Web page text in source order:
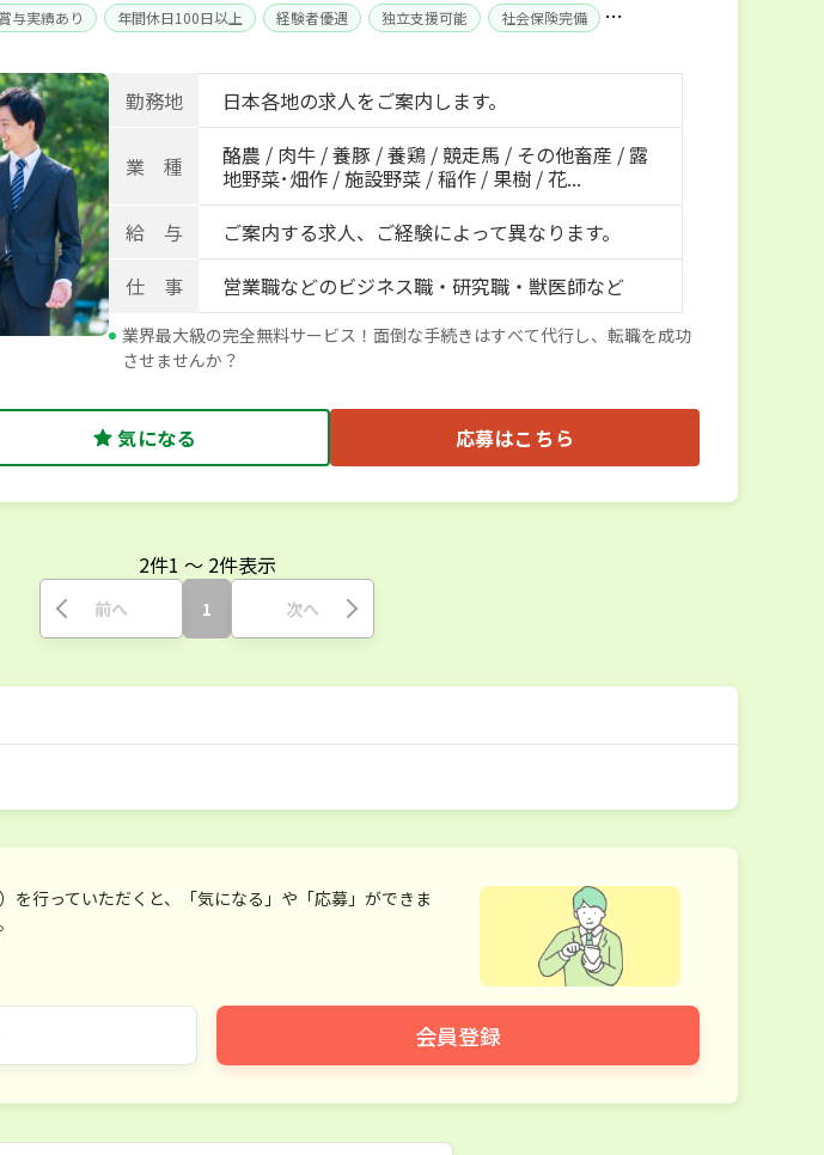
賞与実績あり 年間休日100日以上 経験者優遇 独立支援可能
社会保険完備
勤務地 日本各地の求人をご案内します。
業 種
酪農 / 肉牛 / 養豚 / 養鶏 / 競走馬 / その他畜産 / 露
地野菜･畑作 / 施設野菜 / 稲作 / 果樹 / 花...
給 与
ご案内する求人、ご経験によって異なります。
仕 事
営業職などのビジネス職・研究職・獣医師など
業界最大級の完全無料サービス！面倒な手続きはすべて代行し、転職を成功
させませんか？
気になる 応募はこちら
2件1 〜 2件表示
前へ 1 次へ
を行っていただくと、「気になる」や「応募」ができま
会員登録